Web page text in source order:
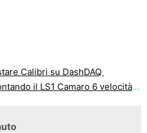
Calibri su DashDAQ
il LS1 Camaro 6 velocità Vs. Automatico